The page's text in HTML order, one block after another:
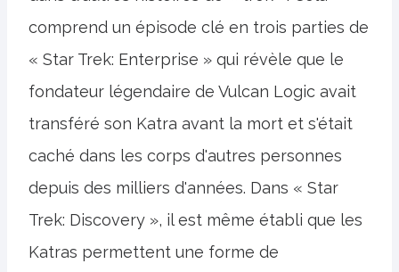
comprend un épisode clé en trois parties de
« Star Trek: Enterprise » qui révèle que le
fondateur légendaire de Vulcan Logic avait
transféré son Katra avant la mort et s'était
caché dans les corps d'autres personnes
depuis des milliers d'années. Dans « Star
Trek: Discovery », il est même établi que les
Katras permettent une forme de